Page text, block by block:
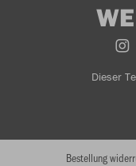
Dieser
Bestellung